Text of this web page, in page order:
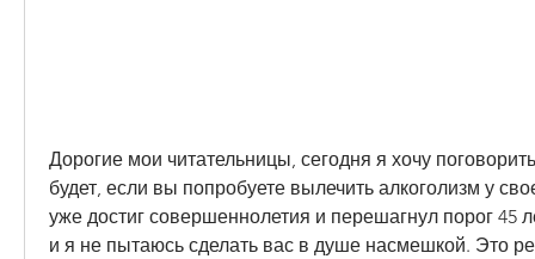
Дорогие мои читательницы, сегодня я хочу
будет, если вы попробуете вылечить алкоголизм у
уже достиг совершеннолетия и перешагнул порог 45
и я не пытаюсь сделать вас в душе насмешкой. Это